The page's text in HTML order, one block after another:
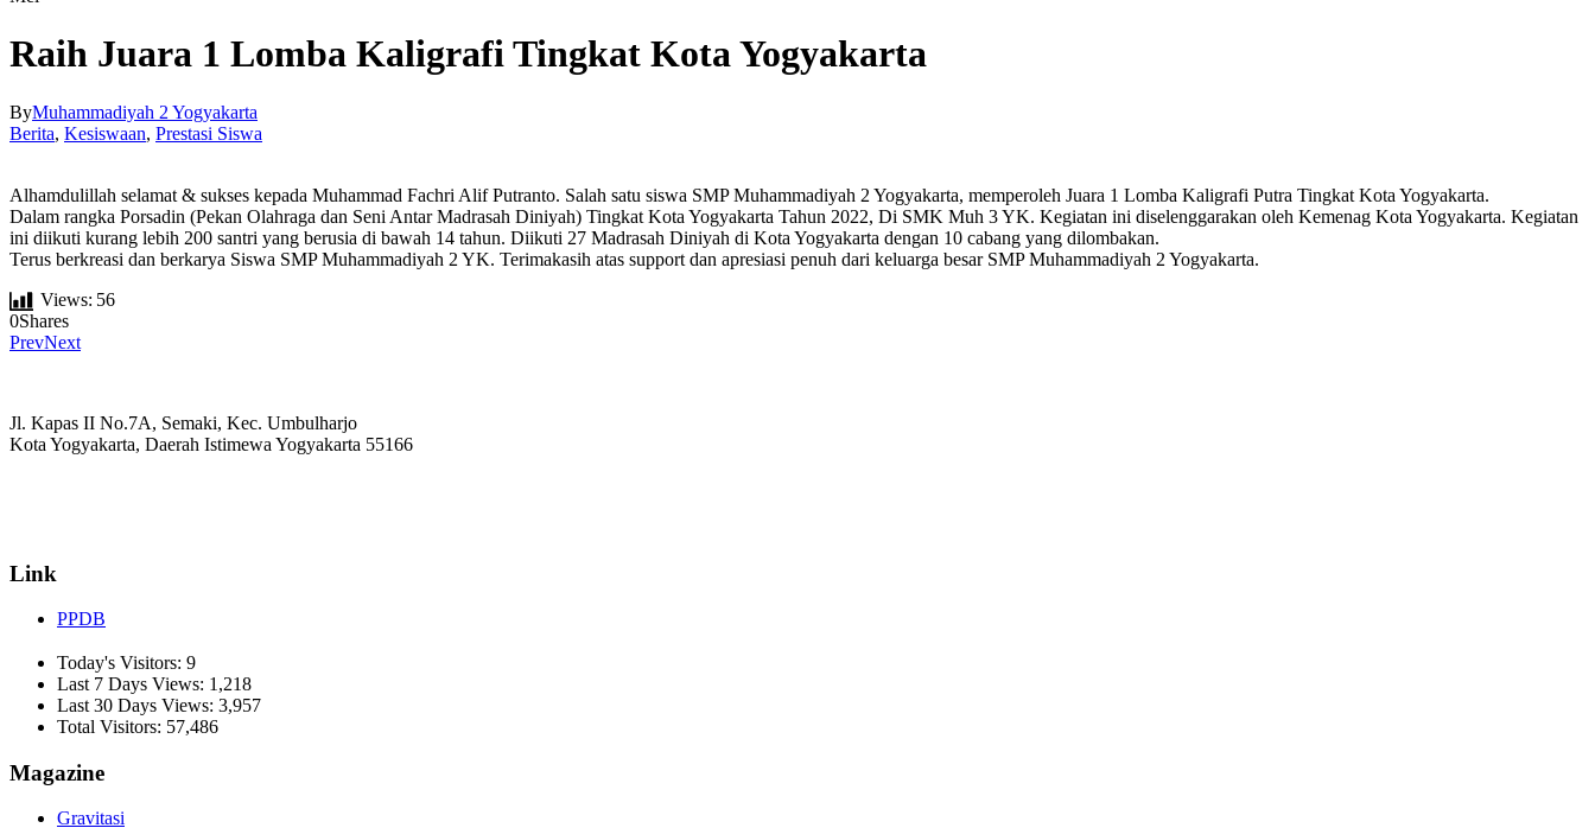
Raih Juara 1 Lomba Kaligrafi Tingkat Kota Yogyakarta
ByMuhammadiyah 2 Yogyakarta
Berita, Kesiswaan, Prestasi Siswa
Alhamdulillah selamat & sukses kepada Muhammad Fachri Alif Putranto. Salah satu siswa SMP Muhammadiyah 2 Yogyakarta, memperoleh Juara 1 Lomba Kaligrafi Putra Tingkat Kota Yogyakarta.
Dalam rangka Porsadin (Pekan Olahraga dan Seni Antar Madrasah Diniyah) Tingkat Kota Yogyakarta Tahun 2022, Di SMK Muh 3 YK. Kegiatan ini diselenggarakan oleh Kemenag Kota Yogyakarta. Kegiatan
ini diikuti kurang lebih 200 santri yang berusia di bawah 14 tahun. Diikuti 27 Madrasah Diniyah di Kota Yogyakarta dengan 10 cabang yang dilombakan.
Terus berkreasi dan berkarya Siswa SMP Muhammadiyah 2 YK. Terimakasih atas support dan apresiasi penuh dari keluarga besar SMP Muhammadiyah 2 Yogyakarta.
Views: 56
0Shares
PrevNext
Jl. Kapas II No.7A, Semaki, Kec. Umbulharjo
Kota Yogyakarta, Daerah Istimewa Yogyakarta 55166
Link
PPDB
Today's Visitors: 9
Last 7 Days Views: 1,218
Last 30 Days Views: 3,957
Total Visitors: 57,486
Magazine
Gravitasi